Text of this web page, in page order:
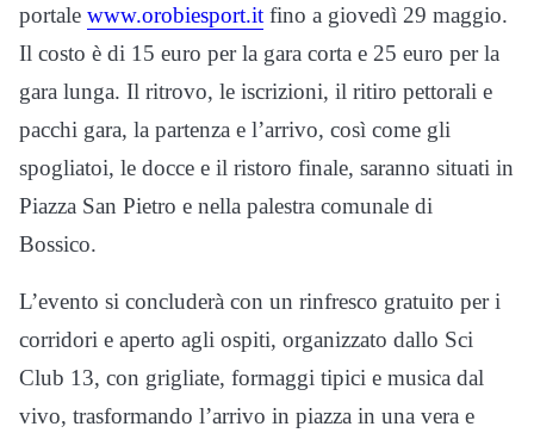
portale www.orobiesport.it fino a giovedì 29 maggio.
Il costo è di 15 euro per la gara corta e 25 euro per la
gara lunga. Il ritrovo, le iscrizioni, il ritiro pettorali e
pacchi gara, la partenza e l’arrivo, così come gli
spogliatoi, le docce e il ristoro finale, saranno situati in
Piazza San Pietro e nella palestra comunale di
Bossico.
L’evento si concluderà con un rinfresco gratuito per i
corridori e aperto agli ospiti, organizzato dallo Sci
Club 13, con grigliate, formaggi tipici e musica dal
vivo, trasformando l’arrivo in piazza in una vera e